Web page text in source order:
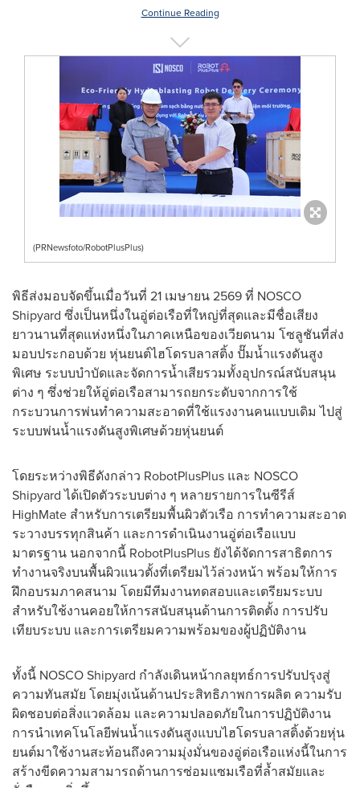
Continue Reading
(PRNewsfoto/RobotPlusPlus)
พิธีส่งมอบจัดขึ้นเมื่อวันที่ 21 เมษายน 2569 ที่ NOSCO
Shipyard ซึ่งเป็นหนึ่งในอู่ต่อเรือที่ใหญ่ที่สุดและมีชื่อเสียง
ยาวนานที่สุดแห่งหนึ่งในภาคเหนือของเวียดนาม โซลูชันที่ส่ง
มอบประกอบด้วย หุ่นยนต์ไฮโดรบลาสติ้ง ปั๊มน้ำแรงดันสูง
พิเศษ ระบบบำบัดและจัดการน้ำเสียรวมทั้งอุปกรณ์สนับสนุน
ต่าง ๆ ซึ่งช่วยให้อู่ต่อเรือสามารถยกระดับจากการใช้
กระบวนการพ่นทำความสะอาดที่ใช้แรงงานคนแบบเดิม ไปสู่
ระบบพ่นน้ำแรงดันสูงพิเศษด้วยหุ่นยนต์
โดยระหว่างพิธีดังกล่าว RobotPlusPlus และ NOSCO
Shipyard ได้เปิดตัวระบบต่าง ๆ หลายรายการในซีรีส์
HighMate สำหรับการเตรียมพื้นผิวตัวเรือ การทำความสะอาด
ระวางบรรทุกสินค้า และการดำเนินงานอู่ต่อเรือแบบ
มาตรฐาน นอกจากนี้ RobotPlusPlus ยังได้จัดการสาธิตการ
ทำงานจริงบนพื้นผิวแนวตั้งที่เตรียมไว้ล่วงหน้า พร้อมให้การ
ฝึกอบรมภาคสนาม โดยมีทีมงานทดสอบและเตรียมระบบ
สำหรับใช้งานคอยให้การสนับสนุนด้านการติดตั้ง การปรับ
เทียบระบบ และการเตรียมความพร้อมของผู้ปฏิบัติงาน
ทั้งนี้ NOSCO Shipyard กำลังเดินหน้ากลยุทธ์การปรับปรุงสู่
ความทันสมัย โดยมุ่งเน้นด้านประสิทธิภาพการผลิต ความรับ
ผิดชอบต่อสิ่งแวดล้อม และความปลอดภัยในการปฏิบัติงาน
การนำเทคโนโลยีพ่นน้ำแรงดันสูงแบบไฮโดรบลาสติ้งด้วยหุ่น
ยนต์มาใช้งานสะท้อนถึงความมุ่งมั่นของอู่ต่อเรือแห่งนี้ในการ
สร้างขีดความสามารถด้านการซ่อมแซมเรือที่ล้ำสมัยและ